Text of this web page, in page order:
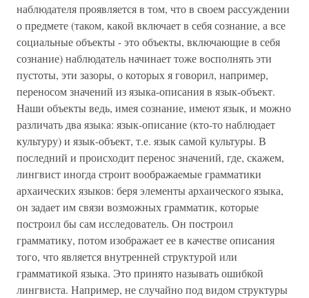
наблюдателя проявляется в том, что в своем рассуждении
о предмете (таком, какой включает в себя сознание, а все
социальные объекты - это объекты, включающие в себя
сознание) наблюдатель начинает тоже восполнять эти
пустоты, эти зазоры, о которых я говорил, например,
переносом значений из языка-описания в язык-объект.
Наши объекты ведь, имея сознание, имеют язык, и можно
различать два языка: язык-описание (кто-то наблюдает
культуру) и язык-объект, т.е. язык самой культуры. В
последний и происходит перенос значений, где, скажем,
лингвист иногда строит воображаемые грамматики
архаических языков: беря элементы архаического языка,
он задает им связи возможных грамматик, которые
построил бы сам исследователь. Он построил
грамматику, потом изображает ее в качестве описания
того, что является внутренней структурой или
грамматикой языка. Это принято называть ошибкой
лингвиста. Например, не случайно под видом структуры